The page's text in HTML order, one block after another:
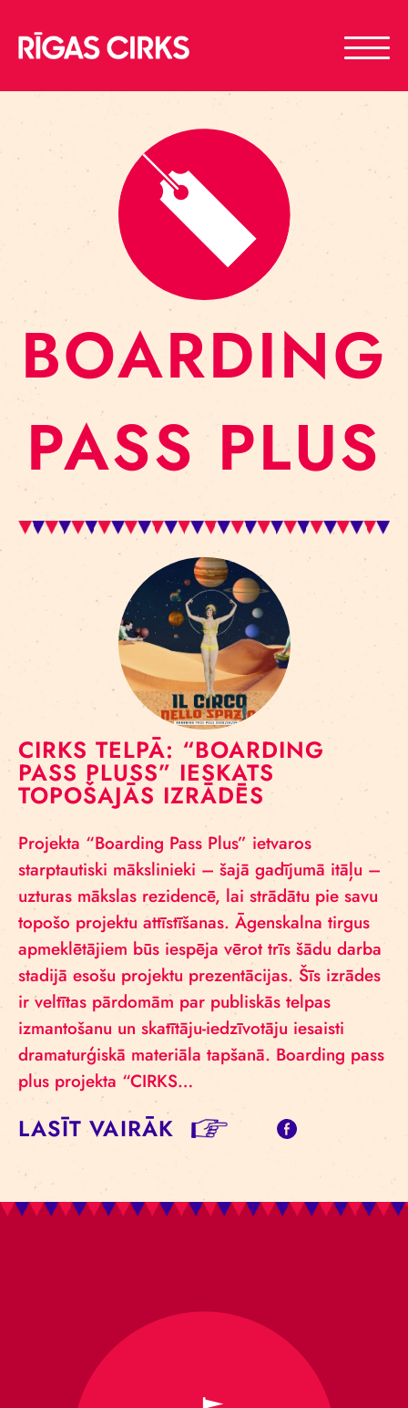
BOARDING
PASS PLUS
CIRKS TELPĀ: “BOARDING
PASS PLUSS” IESKATS
TOPOŠAJĀS IZRĀDĒS
Projekta “Boarding Pass Plus” ietvaros
starptautiski mākslinieki – šajā gadījumā itāļu –
uzturas mākslas rezidencē, lai strādātu pie savu
topošo projektu attīstīšanas. Āgenskalna tirgus
apmeklētājiem būs iespēja vērot trīs šādu darba
stadijā esošu projektu prezentācijas. Šīs izrādes
ir veltītas pārdomām par publiskās telpas
izmantošanu un skatītāju-iedzīvotāju iesaisti
dramaturģiskā materiāla tapšanā. Boarding pass
plus projekta “CIRKS…
LASĪT VAIRĀK